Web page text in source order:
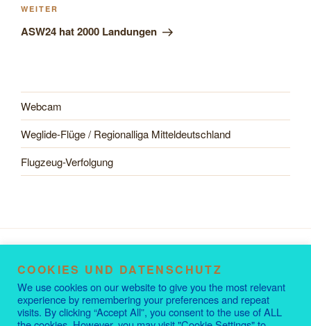
Nächster
Beitrag
WEITER
ASW24 hat 2000 Landungen
Webcam
Weglide-Flüge / Regionalliga Mitteldeutschland
Flugzeug-Verfolgung
DatenschutzerklärungImpressum
COOKIES UND DATENSCHUTZ
We use cookies on our website to give you the most relevant
experience by remembering your preferences and repeat
visits. By clicking “Accept All”, you consent to the use of ALL